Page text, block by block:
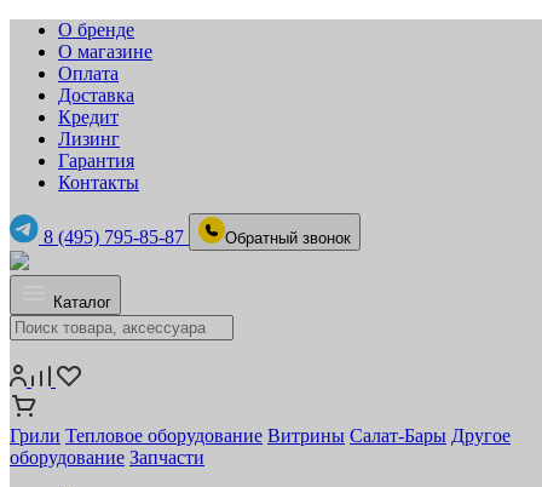
О бренде
О магазине
Оплата
Доставка
Кредит
Лизинг
Гарантия
Контакты
8 (495) 795-85-87 Обратный звонок
Каталог
Грили Тепловое оборудование Витрины Салат-Бары Другое
оборудование Запчасти